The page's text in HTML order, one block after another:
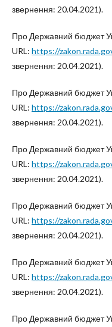
звернення: 20.04.2021).
Про Державний бюджет
URL: https://
звернення: 20.04.2021).
Про Державний бюджет
URL: https://
звернення: 20.04.2021).
Про Державний бюджет
URL: https://
звернення: 20.04.2021).
Про Державний бюджет
URL: https://
звернення: 20.04.2021).
Про Державний бюджет
URL: https://
звернення: 20.04.2021).
Про Державний бюджет